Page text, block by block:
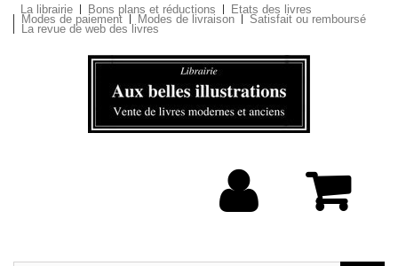
La librairie Bons plans et réductions Etats des livres
Modes de paiement Modes de livraison Satisfait ou remboursé
La revue de web des livres